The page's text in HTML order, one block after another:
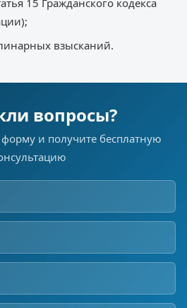
15 Гражданского кодекса
взысканий.
вопросы?
и получите бесплатную